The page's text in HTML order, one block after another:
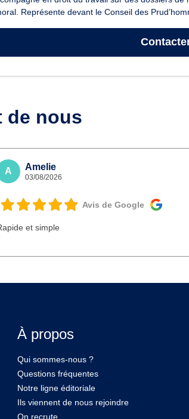
Représente devant le Conseil des
de nous
A Amelie
03/08/2026
Avis de Google
et simple
À propos
Qui sommes-nous ?
Questions fréquentes
Notre ligne éditoriale
Ils viennent de nous rejoindre
On recrute